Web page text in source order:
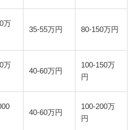
万
35-55万円 80-150万円
万
40-60万円
100-150万
円
40-60万円
100-200万
円